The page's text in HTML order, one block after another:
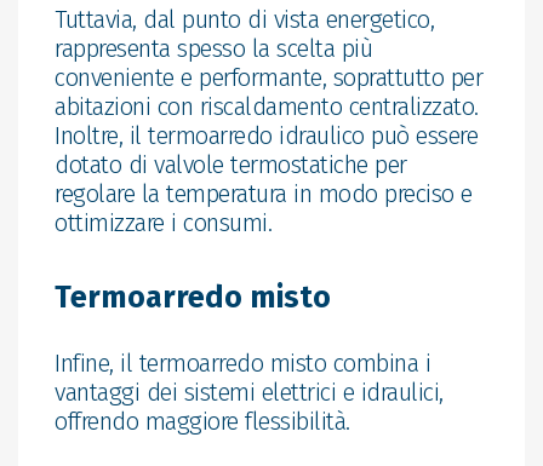
Tuttavia, dal punto di vista energetico,
rappresenta spesso la scelta più
conveniente e performante, soprattutto per
abitazioni con riscaldamento centralizzato.
Inoltre, il termoarredo idraulico può essere
dotato di valvole termostatiche per
regolare la temperatura in modo preciso e
ottimizzare i consumi.
Termoarredo misto
Infine, il termoarredo misto combina i
vantaggi dei sistemi elettrici e idraulici,
offrendo maggiore flessibilità.